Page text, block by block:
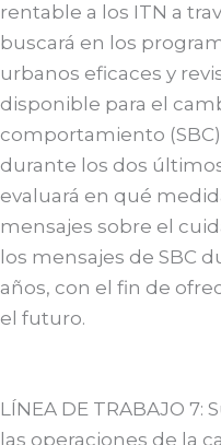
rentable a los ITN a
buscará en los
urbanos eficaces y
disponible para el
comportamiento
durante los dos
evaluará en qué
mensajes sobre el
los mensajes de SBC
años, con el fin de
el futuro.
LÍNEA DE TRABAJO
las operaciones de la